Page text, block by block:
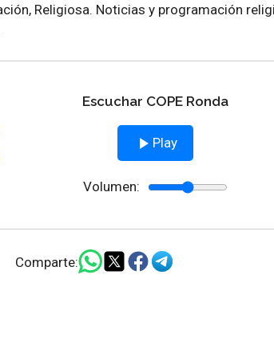
Religiosa. Noticias y programación
Escuchar COPE Ronda
Play
Volumen:
Comparte: